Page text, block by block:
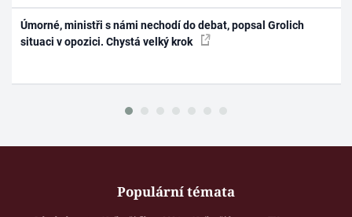
Úmorné, ministři s námi nechodí do debat, popsal Grolich
situaci v opozici. Chystá velký krok
Populární témata